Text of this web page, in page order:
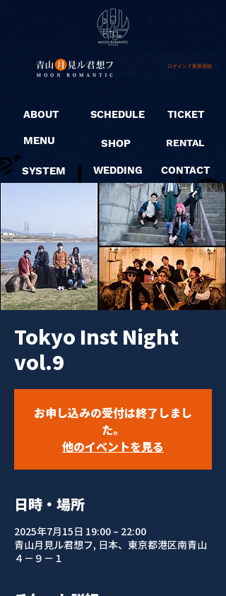
ログイン / 新規登録
ABOUT
MENU
SYSTEM
SCHEDULE
SHOP
WEDDING
TICKET
RENTAL
CONTACT
Tokyo Inst Night
vol.9
お申し込みの受付は終了しまし
た。
他のイベントを見る
日時・場所
2025年7月15日 19:00 – 22:00
青山月見ル君想フ, 日本、東京都港区南青山
４−９−１